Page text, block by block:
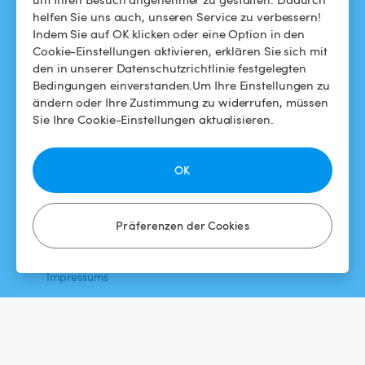
helfen Sie uns auch, unseren Service zu verbessern!
Indem Sie auf OK klicken oder eine Option in den
Cookie-Einstellungen aktivieren, erklären Sie sich mit
den in unserer Datenschutzrichtlinie festgelegten
Bedingungen einverstanden.Um Ihre Einstellungen zu
ändern oder Ihre Zustimmung zu widerrufen, müssen
Sie Ihre Cookie-Einstellungen aktualisieren.
Präferenzen der Cookies
OK
Swimmy in den Medien
Das Swimmy-Abenteuer
Für Gastgeber
Meinen Pool vermieten
So funktioniert's
Allgemeine
Geschäftsbedingungen
Datenschutzbestimmungen
Impressums
Instagram